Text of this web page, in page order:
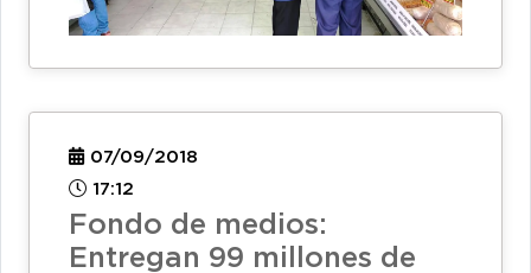
07/09/2018
17:12
Fondo de medios:
Entregan 99 millones de